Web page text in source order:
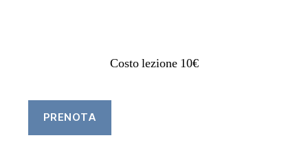
Costo lezione 10€
PRENOTA